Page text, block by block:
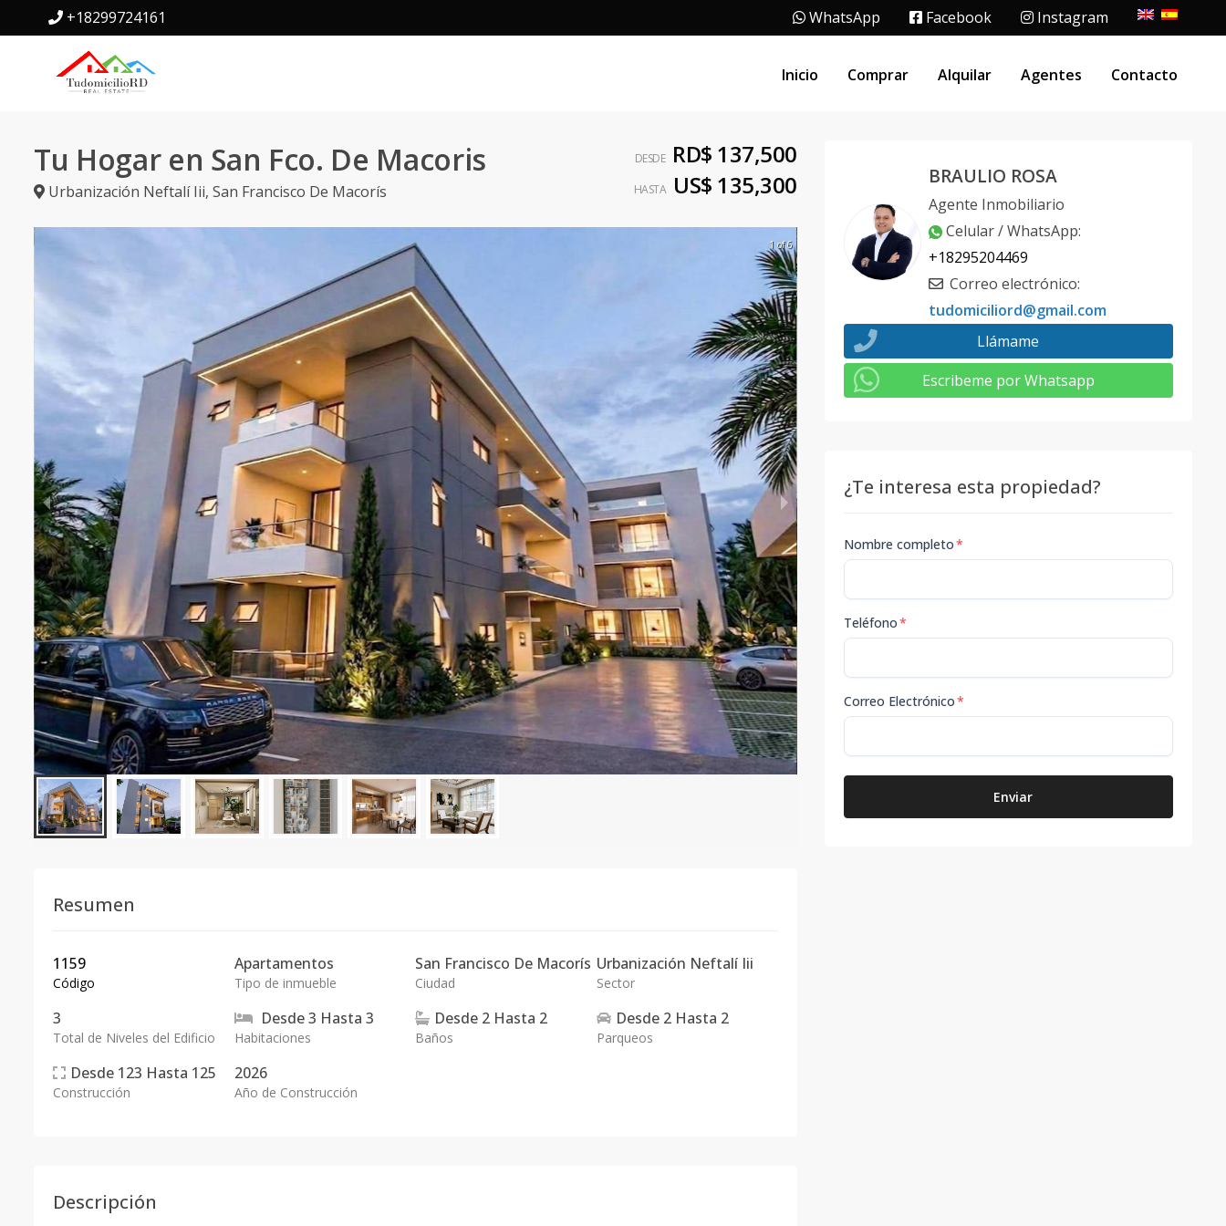
+18299724161 WhatsApp Facebook Instagram
Inicio Comprar Alquilar Agentes Contacto
Tu Hogar en San Fco. De Macoris
Urbanización Neftalí Iii, San Francisco De Macorís
DESDE RD$ 137,500
HASTA US$ 135,300
1 of 6
Resumen
1159
Código
Apartamentos
Tipo de inmueble
San Francisco De Macorís
Ciudad
Urbanización Neftalí Iii
Sector
3
Total de Niveles del Edificio
Desde3 Hasta 3
Habitaciones
Desde 2 Hasta 2
Baños
Desde 2 Hasta 2
Parqueos
Desde 123 Hasta 125
Construcción
2026
Año de Construcción
Descripción
BRAULIO ROSA
Agente Inmobiliario
Celular / WhatsApp:
+18295204469
Correo electrónico:
tudomiciliord@gmail.com
Llámame
Escribeme por Whatsapp
¿Te interesa esta propiedad?
Nombre completo*
Teléfono*
Correo Electrónico*
Enviar